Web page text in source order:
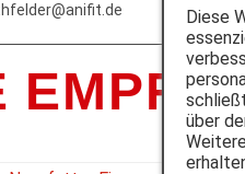
Diese
über